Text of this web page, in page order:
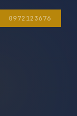
0972123676